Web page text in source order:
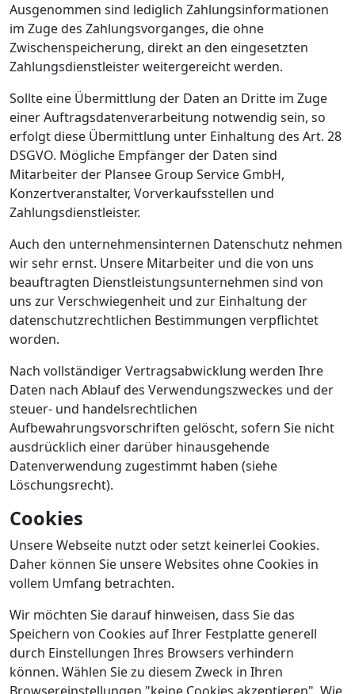
Ausgenommen sind lediglich Zahlungsinformationen
im Zuge des Zahlungsvorganges, die ohne
Zwischenspeicherung, direkt an den eingesetzten
Zahlungsdienstleister weitergereicht werden.
Sollte eine Übermittlung der Daten an Dritte im Zuge
einer Auftragsdatenverarbeitung notwendig sein, so
erfolgt diese Übermittlung unter Einhaltung des Art. 28
DSGVO. Mögliche Empfänger der Daten sind
Mitarbeiter der Plansee Group Service GmbH,
Konzertveranstalter, Vorverkaufsstellen und
Zahlungsdienstleister.
Auch den unternehmensinternen Datenschutz nehmen
wir sehr ernst. Unsere Mitarbeiter und die von uns
beauftragten Dienstleistungsunternehmen sind von
uns zur Verschwiegenheit und zur Einhaltung der
datenschutzrechtlichen Bestimmungen verpflichtet
worden.
Nach vollständiger Vertragsabwicklung werden Ihre
Daten nach Ablauf des Verwendungszweckes und der
steuer- und handelsrechtlichen
Aufbewahrungsvorschriften gelöscht, sofern Sie nicht
ausdrücklich einer darüber hinausgehende
Datenverwendung zugestimmt haben (siehe
Löschungsrecht).
Cookies
Unsere Webseite nutzt oder setzt keinerlei Cookies.
Daher können Sie unsere Websites ohne Cookies in
vollem Umfang betrachten.
Wir möchten Sie darauf hinweisen, dass Sie das
Speichern von Cookies auf Ihrer Festplatte generell
durch Einstellungen Ihres Browsers verhindern
können. Wählen Sie zu diesem Zweck in Ihren